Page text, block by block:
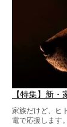
【特集】新
家族だけど、ヒ
電で応援します。